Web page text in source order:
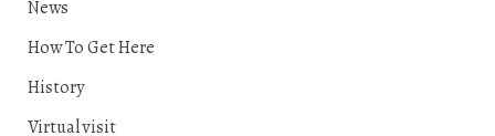
News
How To Get Here
History
Virtual visit